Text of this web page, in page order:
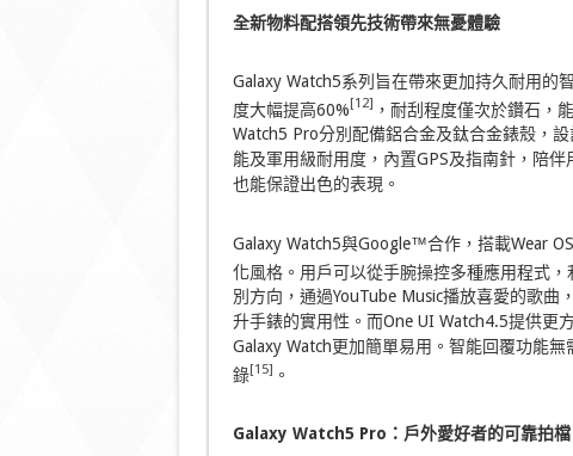
全新物料配搭領先技術帶來無憂體驗
Galaxy Watch5系列旨在帶來更加持久耐用的
度大幅提高60% [12] ，耐刮程度僅次於鑽石，
Watch5 Pro分別配備鋁合金及鈦合金錶殼，
能及軍用級耐用度，內置GPS及指南針，陪
也能保證出色的表現。
Galaxy Watch5與Google™合作，搭載Wear
化風格。用戶可以從手腕操控多種應用程式，
別方向，通過YouTube Music播放喜愛的歌
升手錶的實用性。而One UI Watch4.5提供更
Galaxy Watch更加簡單易用。智能回覆功能
錄[15] 。
Galaxy Watch5 Pro ：戶外愛好者的可靠拍檔